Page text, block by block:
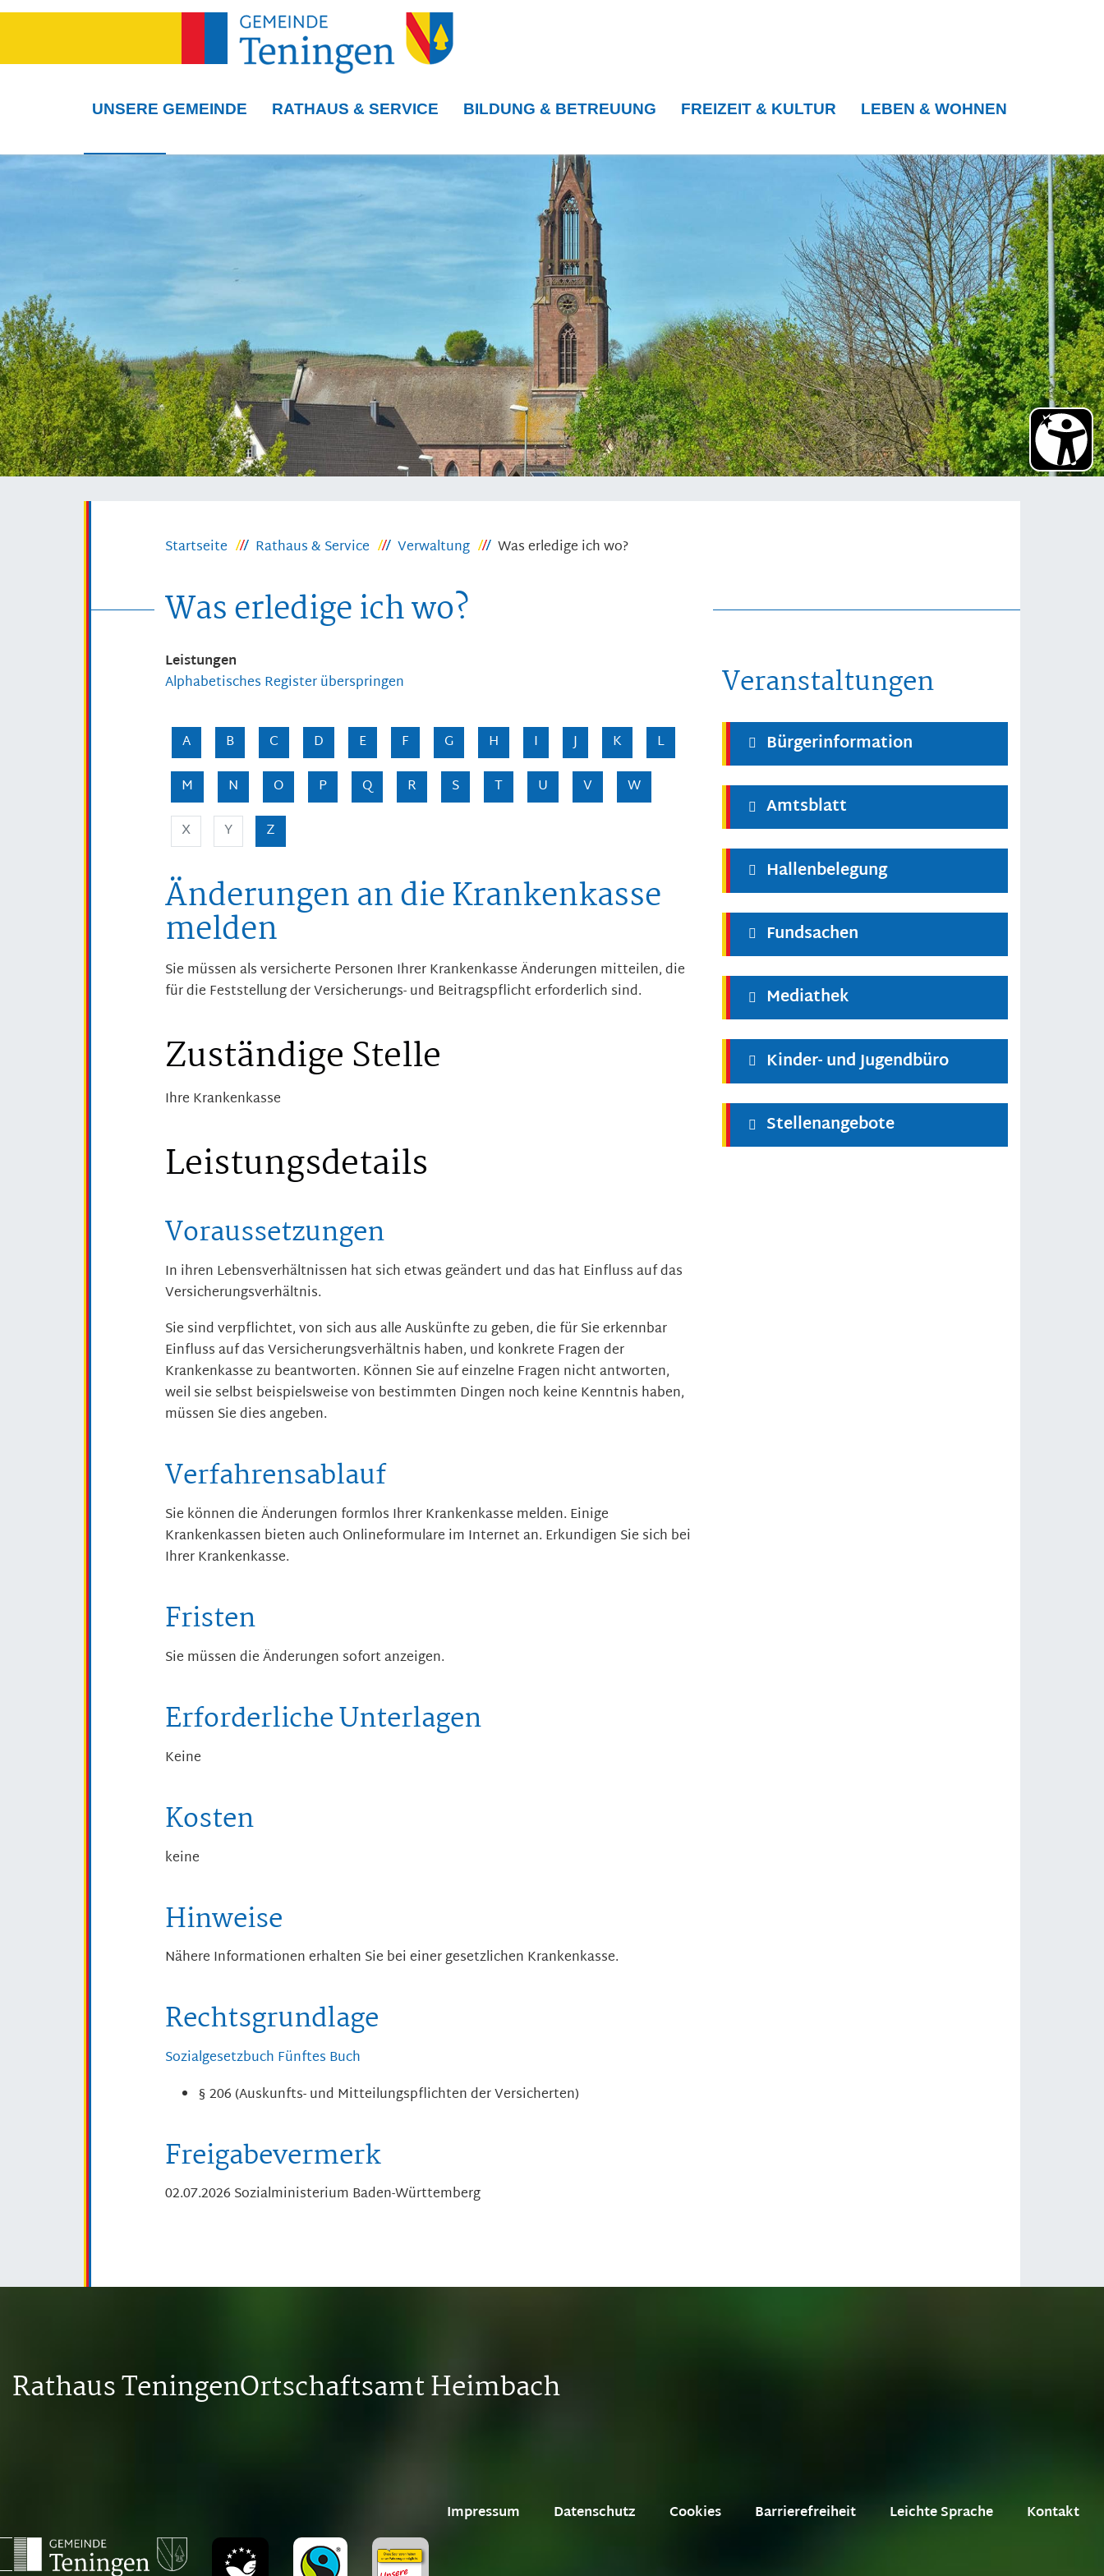
UNSERE GEMEINDE RATHAUS & SERVICE BILDUNG & BETREUUNG FREIZEIT & KULTUR LEBEN & WOHNEN
Startseite Rathaus & Service Verwaltung Was erledige ich wo?
Was erledige ich wo?
Leistungen
Alphabetisches Register überspringen
A B C D E F G H I J K
L
M
N O P Q R S T U V
W
X
Y Z
Änderungen an die Krankenkasse
melden
Sie müssen als versicherte Personen Ihrer Krankenkasse Änderungen mitteilen, die
für die Feststellung der Versicherungs- und Beitragspflicht erforderlich sind.
Zuständige Stelle
Ihre Krankenkasse
Leistungsdetails
Voraussetzungen
In ihren Lebensverhältnissen hat sich etwas geändert und das hat Einfluss auf das
Versicherungsverhältnis.
Sie sind verpflichtet, von sich aus alle Auskünfte zu geben, die für Sie erkennbar
Einfluss auf das Versicherungsverhältnis haben, und konkrete Fragen der
Krankenkasse zu beantworten. Können Sie auf einzelne Fragen nicht antworten,
weil sie selbst beispielsweise von bestimmten Dingen noch keine Kenntnis haben,
müssen Sie dies angeben.
Verfahrensablauf
Sie können die Änderungen formlos Ihrer Krankenkasse melden. Einige
Krankenkassen bieten auch Onlineformulare im Internet an. Erkundigen Sie sich bei
Ihrer Krankenkasse.
Fristen
Sie müssen die Änderungen sofort anzeigen.
Erforderliche Unterlagen
Keine
Kosten
keine
Hinweise
Nähere Informationen erhalten Sie bei einer gesetzlichen Krankenkasse.
Rechtsgrundlage
Sozialgesetzbuch Fünftes Buch
§ 206 (Auskunfts- und Mitteilungspflichten der Versicherten)
Freigabevermerk
02.07.2026 Sozialministerium Baden-Württemberg
Veranstaltungen
Bürgerinformation
Amtsblatt
Hallenbelegung
Fundsachen
Mediathek
Kinder- und Jugendbüro
Stellenangebote
Rathaus TeningenOrtschaftsamt Heimbach
Impressum Datenschutz Cookies Barrierefreiheit Leichte Sprache Kontakt